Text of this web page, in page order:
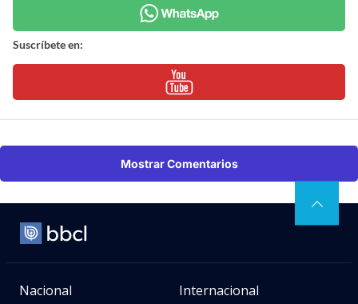
Suscríbete en:
Mostrar Comentarios
Nacional Internacional